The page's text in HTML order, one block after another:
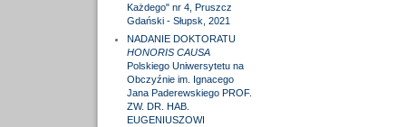
Każdego" nr 4, Pruszcz
Gdański - Słupsk, 2021
NADANIE DOKTORATU
HONORIS CAUSA
Polskiego Uniwersytetu na
Obczyźnie im. Ignacego
Jana Paderewskiego PROF.
ZW. DR. HAB.
EUGENIUSZOWI